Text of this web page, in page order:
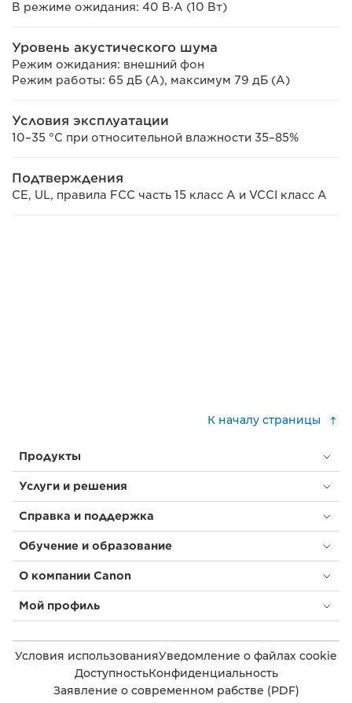
В режиме ожидания: 40 В·А (10 Вт)
Уровень акустического шума
Режим ожидания: внешний фон
Режим работы: 65 дБ (А), максимум 79 дБ (А)
Условия эксплуатации
10–35 °C при относительной влажности 35–85%
Подтверждения
CE, UL, правила FCC часть 15 класс A и VCCI класс A
К началу страницы
Продукты
Услуги и решения
Справка и поддержка
Обучение и образование
О компании Canon
Мой профиль
Условия использованияУведомление о файлах cookie
ДоступностьКонфиденциальность
Заявление о современном рабстве (PDF)